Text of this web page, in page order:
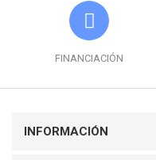
FINANCIACIÓN
INFORMACIÓN